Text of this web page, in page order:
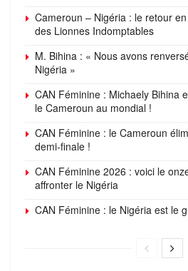
Cameroun – Nigéria : le retour
des Lionnes Indomptables
M. Bihina : « Nous avons
Nigéria »
CAN Féminine : Michaely Bihina
le Cameroun au mondial !
CAN Féminine : le Cameroun
demi-finale !
CAN Féminine 2026 : voici le
affronter le Nigéria
CAN Féminine : le Nigéria est le